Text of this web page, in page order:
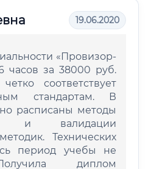
19.06.2020
«Провизор-
часов за 38000 руб.
соответствует
стандартам. В
расписаны методы
и валидации
Технических
период учебы не
диплом